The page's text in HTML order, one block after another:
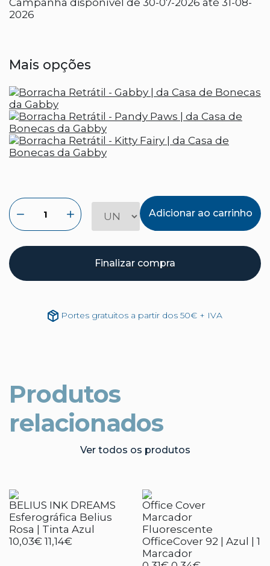
Campanha disponível de 30-07-2026 até 31-08-
2026
Mais opções
Adicionar ao carrinho
Finalizar compra
Portes gratuitos a partir dos 50€ + IVA
Produtos
relacionados
Ver todos os produtos
BELIUS INK DREAMS
Esferográfica Belius
Rosa | Tinta Azul
10,03€ 11,14€
Office Cover
Marcador
Fluorescente
OfficeCover 92 | Azul | 1
Marcador